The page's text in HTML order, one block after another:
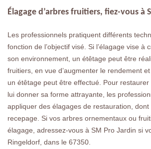
Élagage d’arbres fruitiers, fiez-vous à
Les professionnels pratiquent différents
fonction de l’objectif visé. Si l’élagage vise à
son environnement, un étêtage peut être
fruitiers, en vue d’augmenter le rendement
un étêtage peut être effectué. Pour
lui donner sa forme attrayante, les
appliquer des élagages de restauration, dont
recepage. Si vos arbres ornementaux ou
élagage, adressez-vous à SM Pro Jardin si
Ringeldorf, dans le 67350.